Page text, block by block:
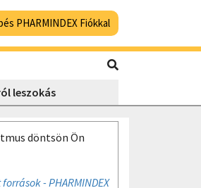
PHARMINDEX Fiókkal
leszokás
döntsön Ön
- PHARMINDEX